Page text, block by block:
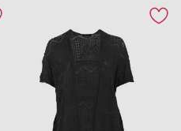
favorite button